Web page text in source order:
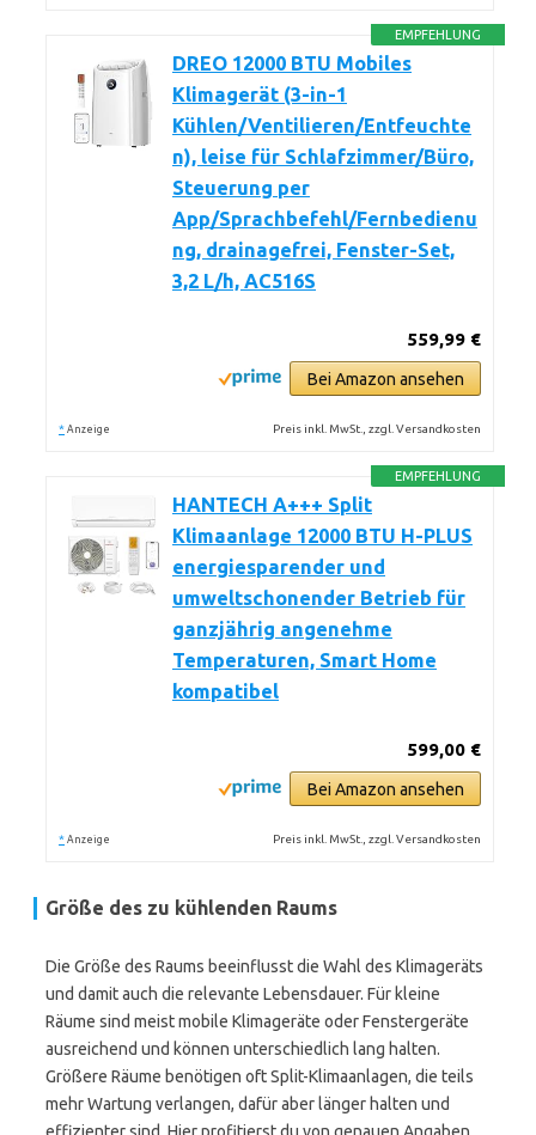
EMPFEHLUNG
DREO 12000 BTU Mobiles
Klimagerät (3-in-1
Kühlen/Ventilieren/Entfeuchte
n), leise für Schlafzimmer/Büro,
Steuerung per
App/Sprachbefehl/Fernbedienu
ng, drainagefrei, Fenster-Set,
3,2 L/h, AC516S
559,99 €
Bei Amazon ansehen
* Anzeige Preis inkl. MwSt., zzgl. Versandkosten
EMPFEHLUNG
HANTECH A+++ Split
Klimaanlage 12000 BTU H-PLUS
energiesparender und
umweltschonender Betrieb für
ganzjährig angenehme
Temperaturen, Smart Home
kompatibel
599,00 €
Bei Amazon ansehen
* Anzeige Preis inkl. MwSt., zzgl. Versandkosten
Größe des zu kühlenden Raums
Die Größe des Raums beeinflusst die Wahl des Klimageräts
und damit auch die relevante Lebensdauer. Für kleine
Räume sind meist mobile Klimageräte oder Fenstergeräte
ausreichend und können unterschiedlich lang halten.
Größere Räume benötigen oft Split-Klimaanlagen, die teils
mehr Wartung verlangen, dafür aber länger halten und